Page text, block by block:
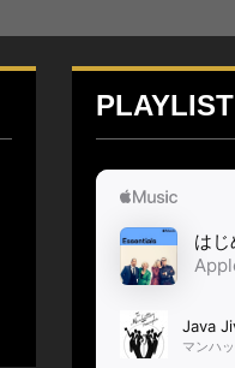
PLAYLIST